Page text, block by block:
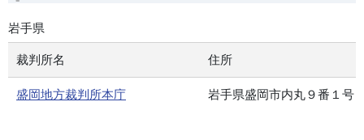
岩手県
裁判所名 住所
盛岡地方裁判所本庁 岩手県盛岡市内丸９番１号